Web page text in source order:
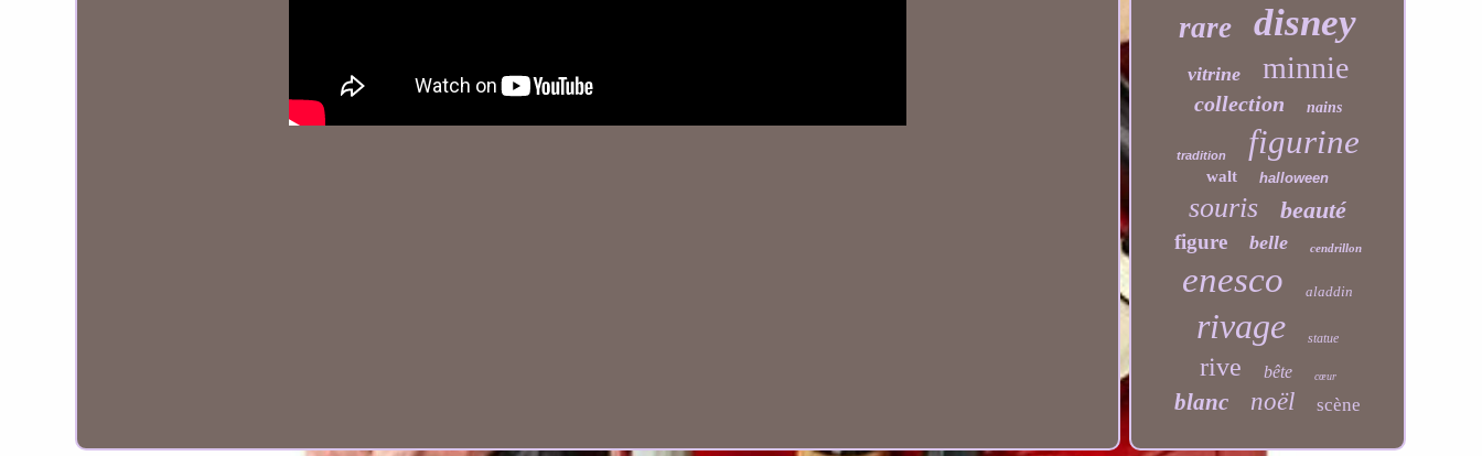
rare disney
vitrine minnie
collection nains
tradition figurine
walt halloween
souris beauté
figure belle cendrillon
enesco aladdin
rivage statue
rive bête cœur
blanc noël scène